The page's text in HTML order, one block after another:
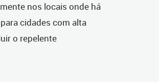
nos locais onde há
cidades com alta
o repelente